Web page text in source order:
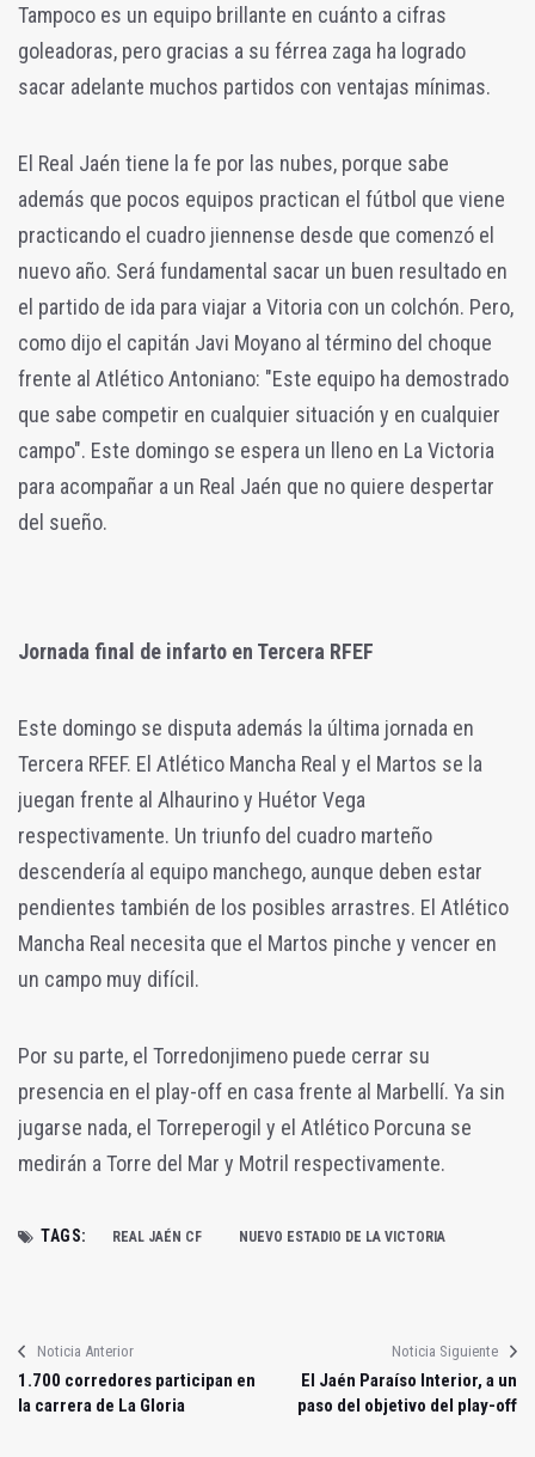
Tampoco es un equipo brillante en cuánto a cifras
goleadoras, pero gracias a su férrea zaga ha logrado
sacar adelante muchos partidos con ventajas mínimas.
El Real Jaén tiene la fe por las nubes, porque sabe
además que pocos equipos practican el fútbol que viene
practicando el cuadro jiennense desde que comenzó el
nuevo año. Será fundamental sacar un buen resultado en
el partido de ida para viajar a Vitoria con un colchón. Pero,
como dijo el capitán Javi Moyano al término del choque
frente al Atlético Antoniano: "Este equipo ha demostrado
que sabe competir en cualquier situación y en cualquier
campo". Este domingo se espera un lleno en La Victoria
para acompañar a un Real Jaén que no quiere despertar
del sueño.
Jornada final de infarto en Tercera RFEF
Este domingo se disputa además la última jornada en
Tercera RFEF. El Atlético Mancha Real y el Martos se la
juegan frente al Alhaurino y Huétor Vega
respectivamente. Un triunfo del cuadro marteño
descendería al equipo manchego, aunque deben estar
pendientes también de los posibles arrastres. El Atlético
Mancha Real necesita que el Martos pinche y vencer en
un campo muy difícil.
Por su parte, el Torredonjimeno puede cerrar su
presencia en el play-off en casa frente al Marbellí. Ya sin
jugarse nada, el Torreperogil y el Atlético Porcuna se
medirán a Torre del Mar y Motril respectivamente.
TAGS: REAL JAÉN CF NUEVO ESTADIO DE LA VICTORIA
Noticia Anterior
1.700 corredores participan en
la carrera de La Gloria
Noticia Siguiente
El Jaén Paraíso Interior, a un
paso del objetivo del play-off